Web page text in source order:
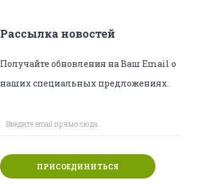
Рассылка новостей
Получайте обновления на Ваш Email о
наших специальных предложениях.
ПРИСОЕДИНИТЬСЯ